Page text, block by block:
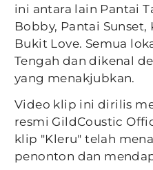
ini antara lain Pantai
Bobby, Pantai Sunset,
Bukit Love. Semua
Tengah dan dikenal
yang menakjubkan.
Video klip ini dirilis
resmi GildCoustic
klip "Kleru" telah
penonton dan